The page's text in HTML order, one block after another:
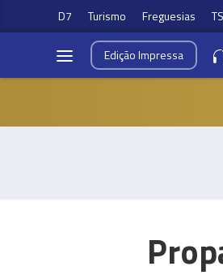
D7 Turismo Freguesias
EdiçãoImpressa